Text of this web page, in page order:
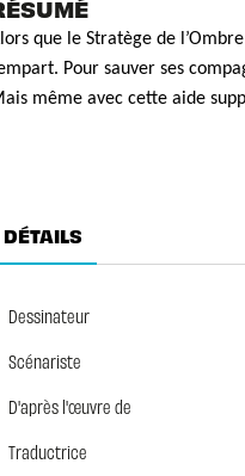
que le Stratège de
Pour sauver ses
même avec cette aide
DÉTAILS
Dessinateur
Scénariste
D'après l'œuvre de
Traductrice